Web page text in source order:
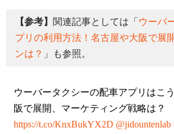
【参考】 関連記事としては「 ウーバ
プリの利用方法！名古屋や大阪で展
ンは？ 」も参照。
ウーバータクシーの配車アプリはこ
阪で展開、マーケティング戦略は？
https://t.co/KnxBukYX2D @jidountenlab